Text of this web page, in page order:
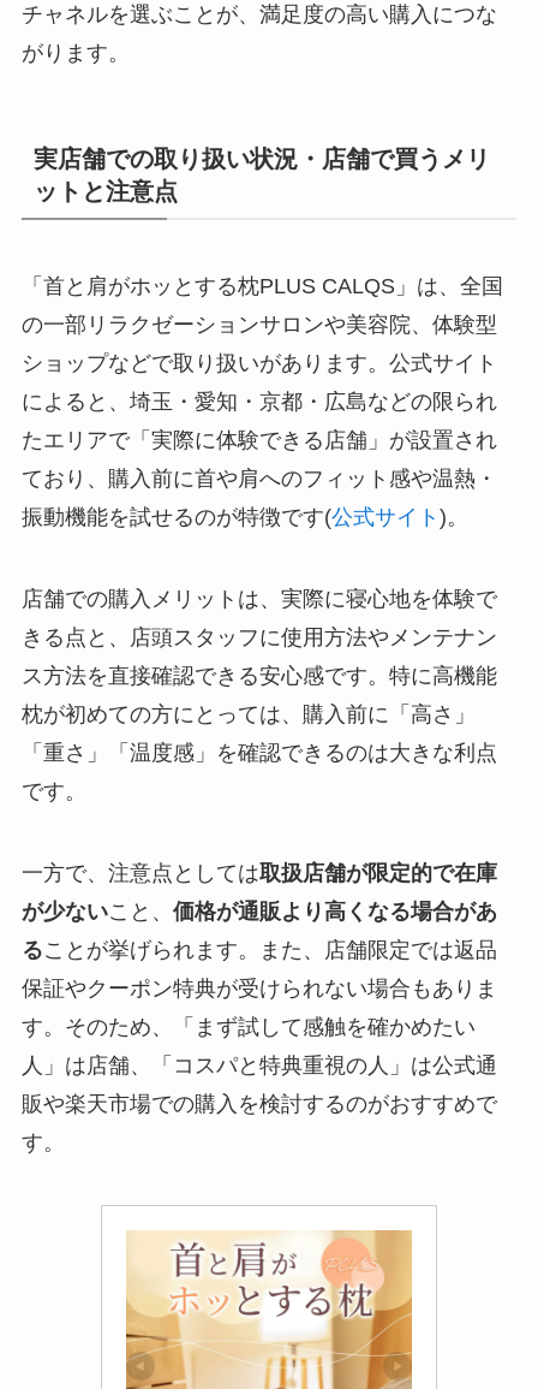
チャネルを選ぶことが、満足度の高い購入につな
がります。
実店舗での取り扱い状況・店舗で買うメリ
ットと注意点
「首と肩がホッとする枕PLUS CALQS」は、全国
の一部リラクゼーションサロンや美容院、体験型
ショップなどで取り扱いがあります。公式サイト
によると、埼玉・愛知・京都・広島などの限られ
たエリアで「実際に体験できる店舗」が設置され
ており、購入前に首や肩へのフィット感や温熱・
振動機能を試せるのが特徴です(公式サイト )。
店舗での購入メリットは、実際に寝心地を体験で
きる点と、店頭スタッフに使用方法やメンテナン
ス方法を直接確認できる安心感です。特に高機能
枕が初めての方にとっては、購入前に「高さ」
「重さ」「温度感」を確認できるのは大きな利点
です。
一方で、注意点としては取扱店舗が限定的で在庫
が少ないこと、 価格が通販より高くなる場合があ
ることが挙げられます。また、店舗限定では返品
保証やクーポン特典が受けられない場合もありま
す。そのため、「まず試して感触を確かめたい
人」は店舗、「コスパと特典重視の人」は公式通
販や楽天市場での購入を検討するのがおすすめで
す。